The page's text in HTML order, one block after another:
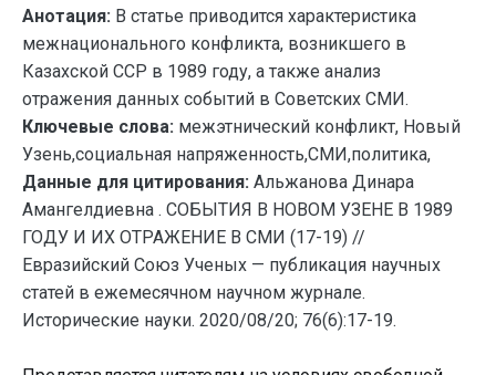
Анотация: В статье приводится характеристика
межнационального конфликта, возникшего в
Казахской ССР в 1989 году, а также анализ
отражения данных событий в Советских СМИ.
Ключевые слова: межэтнический конфликт, Новый
Узень,социальная напряженность,СМИ,политика,
Данные для цитирования: Альжанова Динара
Амангелдиевна . СОБЫТИЯ В НОВОМ УЗЕНЕ В 1989
ГОДУ И ИХ ОТРАЖЕНИЕ В СМИ (17-19) //
Евразийский Союз Ученых — публикация научных
статей в ежемесячном научном журнале.
Исторические науки. 2020/08/20; 76(6):17-19.